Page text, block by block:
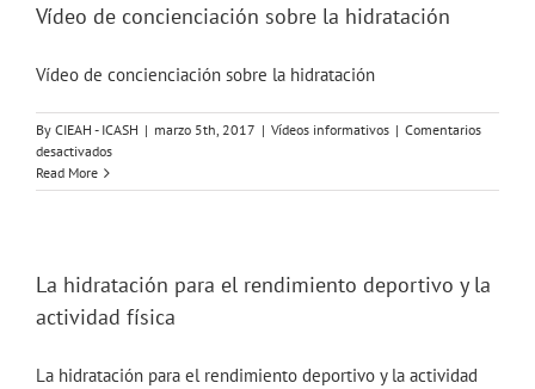
durante
Vídeo de concienciación sobre la hidratación
Vídeo de concienciación sobre la hidratación
By CIEAH - ICASH | marzo 5th, 2017 | Vídeos informativos | Comentarios
desactivadosen
de
hidratación
Read More
La hidratación para el rendimiento deportivo y la
actividad física
La hidratación para el rendimiento deportivo y la actividad